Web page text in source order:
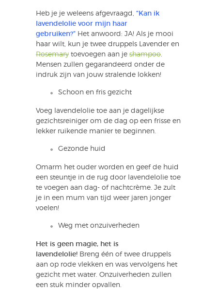
Heb je je weleens afgevraagd, “Kan ik
lavendelolie voor mijn haar
gebruiken?” Het anwoord: JA! Als je mooi
haar wilt, kun je twee druppels Lavender en
Rosemary toevoegen aan je shampoo
Mensen zullen gegarandeerd onder de
indruk zijn van jouw stralende lokken!
Schoon en fris gezicht
Voeg lavendelolie toe aan je dagelijkse
gezichtsreiniger om de dag op een frisse en
lekker ruikende manier te beginnen.
Gezonde huid
Omarm het ouder worden en geef de huid
een steuntje in de rug door lavendelolie toe
te voegen aan dag- of nachtcrème. Je zult
je in een mum van tijd weer jaren jonger
voelen!
Weg met onzuiverheden
Het is geen magie, het is
lavendelolie! Breng één of twee druppels
aan op rode vlekken en was vervolgens het
gezicht met water. Onzuiverheden zullen
een stuk minder opvallen.